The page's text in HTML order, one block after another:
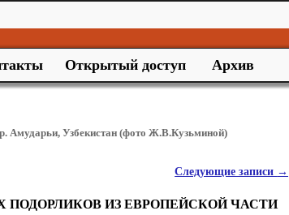
Открытый доступ Архив
Амударьи, Узбекистан (фото Ж.В.Кузьминой)
Следующие записи →
ИЗ ЕВРОПЕЙСКОЙ ЧАСТИ